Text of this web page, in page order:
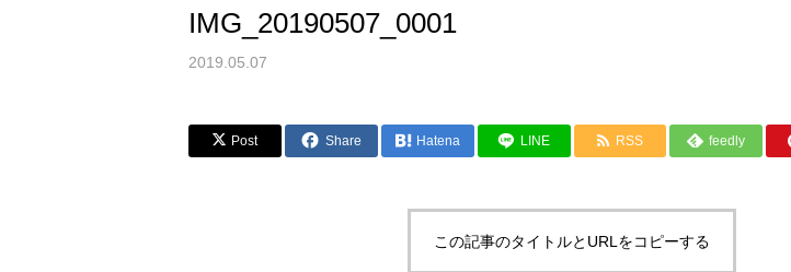
IMG_20190507_0001
2019.05.07
Post Share Hatena LINE RSS feedly
この記事のタイトルとURLをコピーする